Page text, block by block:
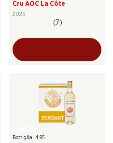
Cru AOC La Côte
2025
(7)
Bottiglia: 4.95